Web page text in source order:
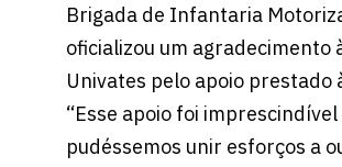
Brigada de Infantaria
oficializou um agradecimento
Univates pelo apoio prestado
“Esse apoio foi
pudéssemos unir esforços a